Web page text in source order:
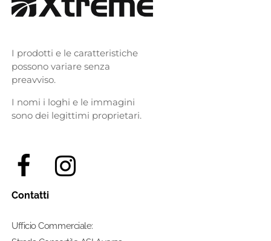
I prodotti e le caratteristiche
possono variare senza
preavviso.
I nomi i loghi e le immagini
sono dei legittimi proprietari.
Contatti
Ufficio Commerciale: